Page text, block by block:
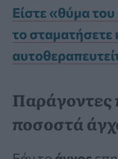
Είστε «θύμα
το σταματήσετε
Παράγοντες
ποσοστά